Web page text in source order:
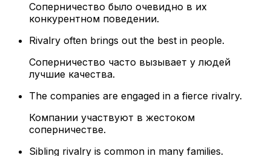
Соперничество было очевидно в их
конкурентном поведении.
Rivalry often brings out the best in people.
Соперничество часто вызывает у людей
лучшие качества.
The companies are engaged in a fierce rivalry.
Компании участвуют в жестоком
соперничестве.
Sibling rivalry is common in many families.